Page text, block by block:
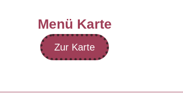
Menü Karte
Zur Karte